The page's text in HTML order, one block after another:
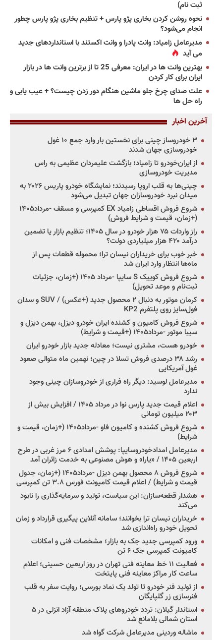
ثبت نام)
نحوه روشن کردن بخاری پژو پارس + تنظیم بخاری پژو پارس چطور
انجام می‌شود؟
مدیرعامل زامیاد: وانت پادرا و وانت اکستند با استانداردهای جدید
می آید
بهترین وانت ها در ایران: معرفی 25 تا از برترین وانت ها در بازار
ایران برای کار کردن
علت صدای چرخ جلو ماشین هنگام دور زدن چیست؟ + عیب یابی و
راه حل ها
آخرین اخبار
۳ خودروساز چینی برای نخستین بار وارد جمع ۱۰ غول
خودروسازی جهان شدند
از ایران‌خودرو تا زامیاد؛ بازگشت علیمردان عظیمی به راس
مدیریت خودروسازی
چینی‌ها به قلب اروپا رسیدند؛ نمایشگاه خودرو پاریس ۲۰۲۶ به
میدان نبرد خودروسازان جهان تبدیل می‌شود
شروع فروش اقساطی زامیاد EX کمپرسی و مسقف -مرداد۱۴۰۵
(+زمان، قیمت و شرایط فروش)
راز واردات ۷۵ هزار خودرو در سال ۱۴۰۵؛ تنظیم بازار یا تضمین
درآمد ۴۲۰ هزار میلیاردی دولت؟
خبر خوب برای خریداران نیسان ترا؛ محموله قطعات پس از
ماه‌ها انتظار وارد ایران شد
شروع فروش کوییک S سایپا -مرداد ۱۴۰۵ (+زمان، جزئیات
ثبت‌نام و موعد تحویل)
کرمان موتور به دنبال ۲ محصول جدید (+عکس) / SUV و سدان
فول‌سایز روی پلتفرم KP2
شروع فروش کامیون و کشنده ایران خودرو دیزل، بهمن دیزل و
سیبا موتور -مرداد۱۴۰۵ (+قیمت و شرایط)
خودرو هست، مشتری نیست؛ معادله جدید بازار خودرو ایران
رشد ۳۸ درصدی فروش تسلا در چین؛ نهمین ماه متوالی صعود
غول آمریکایی
مدیرعامل لوسید: دیگر راه فراری از خودروسازان چینی وجود
ندارد
اعلام قیمت جدید پارس نوا در مرداد ۱۴۰۵ / افزایش بیش از
۲۰۳ میلیون تومانی
شروع فروش کشنده و کامیون فاو -مرداد۱۴۰۵ (+زمان، قیمت و
شرایط)
مدیرعامل امدادخودروسایپا: پوشش امدادی ۶ مرز غربی در طرح
اربعین ۱۴۰۵ / «یارا» و هوش مصنوعی به خدمت زائران آمد
شروع فروش ۸ محصول بهمن دیزل -مرداد۱۴۰۵ (+زمان، جدول
قیمت و شرایط) / اعلام قیمت کامیونت فورس ۳.۸ تن کمپرسی
هشدار قطعه‌سازان: این سیاست، تولید و سرمایه‌گذاری را نابود
می‌کند
خریداران نیسان ترا بخوانند؛ سامانه آنلاین پیگیری قرارداد و زمان
تحویل خودرو راه‌اندازی شد
ورود کمپرسی جدید جک به بازار؛ مشخصات فنی و امکانات
کامیونت کمپرسی جک ۶ تن
فعالیت ۱۱ خط معاینه فنی تهران در روز اربعین حسینی؛ اعلام
ساعت کار مراکز معاینه فنی پایتخت
از تولید فنر خودرو تا تولد یک نماد بورسی؛ روایت سفر به قلب
فنرسازی زر گلپایگان
استاندار گیلان: تردد خودروهای پلاک منطقه آزاد انزلی در ۵
استان شمالی بلامانع شد
ماشاله وردینی مدیرعامل شرکت گواه شد